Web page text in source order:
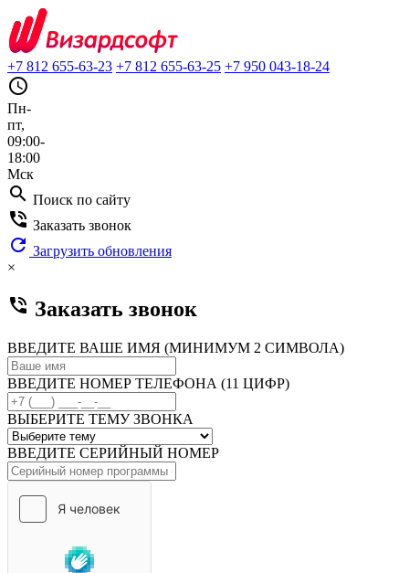
+7 812 655-63-23 +7 812 655-63-25 +7 950 043-18-24
query_builder
Пн-
пт,
09:00-
18:00
Мск
search Поиск по сайту
phone_in_talk Заказать звонок
refresh Загрузить обновления
×
phone_in_talk Заказать звонок
ВВЕДИТЕ ВАШЕ ИМЯ (МИНИМУМ 2 СИМВОЛА)
ВВЕДИТЕ НОМЕР ТЕЛЕФОНА (11 ЦИФР)
ВЫБЕРИТЕ ТЕМУ ЗВОНКА
ВВЕДИТЕ СЕРИЙНЫЙ НОМЕР